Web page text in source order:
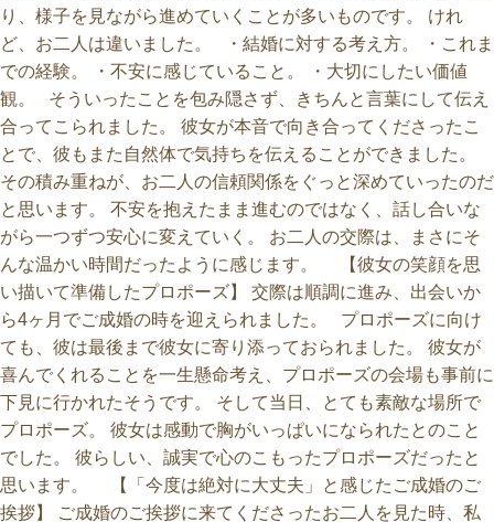
り、様子を見ながら進めていくことが多いものです。 けれ
ど、お二人は違いました。 ・結婚に対する考え方。 ・これま
での経験。 ・不安に感じていること。 ・大切にしたい価値
観。 そういったことを包み隠さず、きちんと言葉にして伝え
合ってこられました。 彼女が本音で向き合ってくださったこ
とで、彼もまた自然体で気持ちを伝えることができました。
その積み重ねが、お二人の信頼関係をぐっと深めていったのだ
と思います。 不安を抱えたまま進むのではなく、話し合いな
がら一つずつ安心に変えていく。 お二人の交際は、まさにそ
んな温かい時間だったように感じます。 【彼女の笑顔を思
い描いて準備したプロポーズ】 交際は順調に進み、出会いか
ら4ヶ月でご成婚の時を迎えられました。 プロポーズに向け
ても、彼は最後まで彼女に寄り添っておられました。 彼女が
喜んでくれることを一生懸命考え、プロポーズの会場も事前に
下見に行かれたそうです。 そして当日、とても素敵な場所で
プロポーズ。 彼女は感動で胸がいっぱいになられたとのこと
でした。 彼らしい、誠実で心のこもったプロポーズだったと
思います。 【「今度は絶対に大丈夫」と感じたご成婚のご
挨拶】 ご成婚のご挨拶に来てくださったお二人を見た時、私